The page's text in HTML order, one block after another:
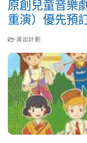
原創兒童音樂
重演）優先預
演出計劃